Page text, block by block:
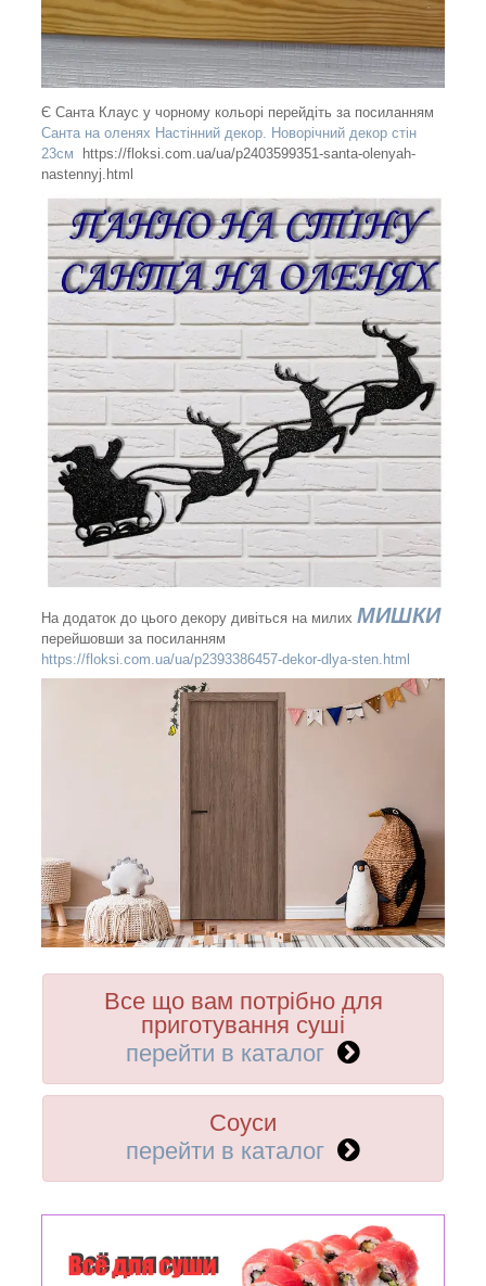
Є Санта Клаус у чорному кольорі перейдіть за посиланням
Санта на оленях Настінний декор. Новорічний декор стін
23см https://floksi.com.ua/ua/p2403599351-santa-olenyah-
nastennyj.html
На додаток до цього декору дивіться на милих МИШКИ
перейшовши за посиланням
https://floksi.com.ua/ua/p2393386457-dekor-dlya-sten.html
Все що вам потрібно для
приготування суші
перейти в каталог
Соуси
перейти в каталог